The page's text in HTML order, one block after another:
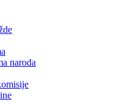
H1N1
naroda